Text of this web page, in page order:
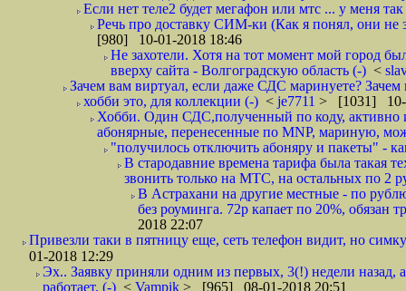
Если нет теле2 будет мегафон или мтс ... у меня
Речь про доставку СИМ-ки (Как я понял, они не
[980] 10-01-2018 18:46
Не захотели. Хотя на тот момент мой город
вверху сайта - Волгоградскую область (-) <
Зачем вам виртуал, если даже СДС маринуете?
хобби это, для коллекции (-) < je7711 > [1031] 10-
Хобби. Один СДС,полученный по коду, активно
абонярные, перенесенные по MNP, мариную,
"получилось отключить абоняру и пакеты" -
В стародавние времена тарифа была такая
звонить только на МТС, на остальных по 2
В Астрахани на другие местные - по
без роуминга. 72р капает по 20%, обязан
2018 22:07
Привезли таки в пятницу еще, сеть телефон видит, но
01-2018 12:29
Эх.. Заявку приняли одним из первых, 3(!) недели назад,
работает. (-) < Vampik > [965] 08-01-2018 20:51